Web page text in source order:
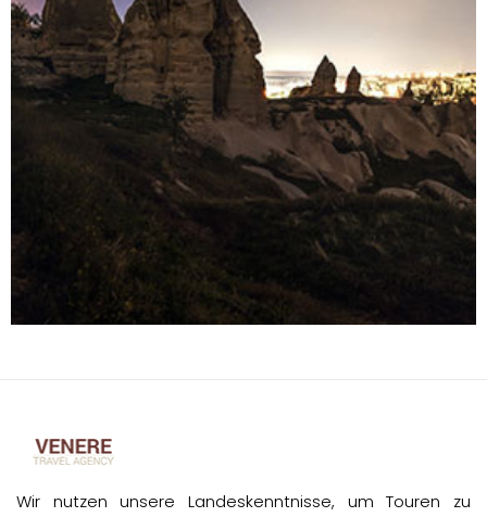
Wir nutzen unsere Landeskenntnisse, um Touren zu